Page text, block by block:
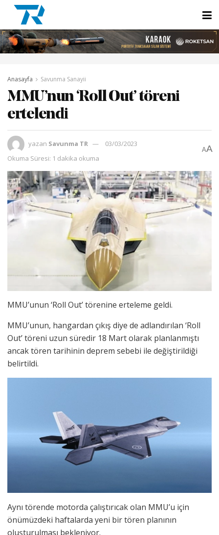
Anasayfa Savunma Sanayii
MMU’nun ‘Roll Out’ töreni
ertelendi
yazan Savunma TR
03/03/2023
Okuma Süresi: 1 dakika okuma
AA
MMU’unun ‘Roll Out’ törenine erteleme geldi.
MMU’unun, hangardan çıkış diye de adlandırılan ‘Roll
Out’ töreni uzun süredir 18 Mart olarak planlanmıştı
ancak tören tarihinin deprem sebebi ile değiştirildiği
belirtildi.
Aynı törende motorda çalıştırıcak olan MMU’u için
önümüzdeki haftalarda yeni bir tören planının
oluşturulması bekleniyor.